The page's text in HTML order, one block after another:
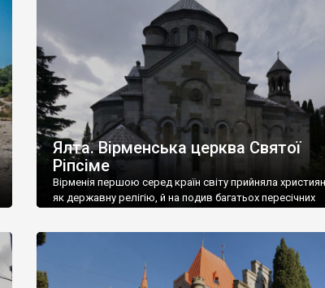
називаються «повстяками» (postaki)…” “Вино. Крим
виробляє відмінне вино і його вдосталь: воно все
легке біле і дуже […]
Ялта. Вірменська церква Святої
Ріпсіме
Вірменія першою серед країн світу прийняла
як державну релігію, й на подив багатьох пересічних